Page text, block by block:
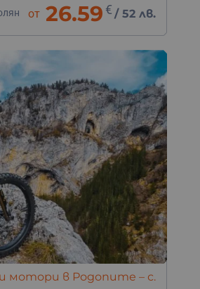
от 26.59 € / 52 лв.
мотори в Родопите – с.